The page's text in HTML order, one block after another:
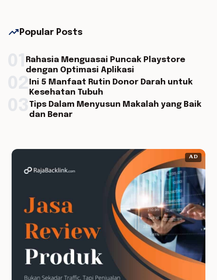
trending_up Popular Posts
Rahasia Menguasai Puncak Playstore
dengan Optimasi Aplikasi
Ini 5 Manfaat Rutin Donor Darah untuk
Kesehatan Tubuh
Tips Dalam Menyusun Makalah yang Baik
dan Benar
AD